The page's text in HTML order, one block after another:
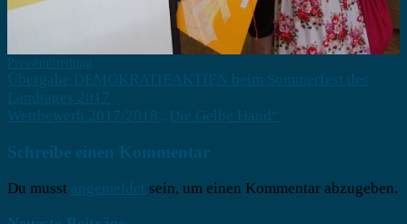
24.07.2026 Gegen den Strom – Start der Filmreihe „Starke
Rückblick: Leistungsschau in Torgelow
Rückblick: Ratschlag gegen Rechts
Rückblick: Begegnungen rund um das Schweriner Schloss
Archiv
WIR-Newsletter abonnieren